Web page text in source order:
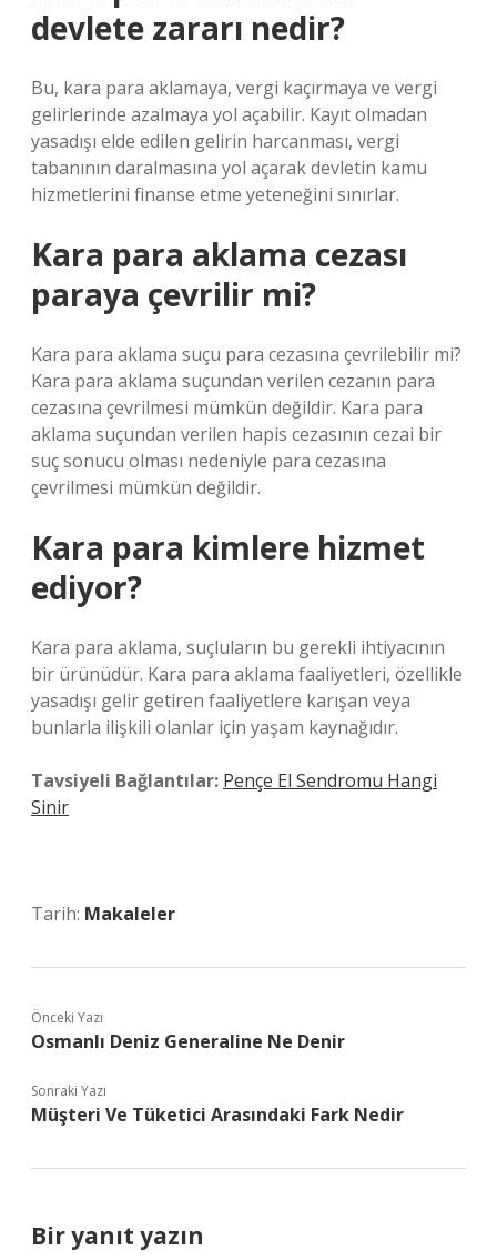
devlete zararı nedir?
Bu, kara para aklamaya, vergi kaçırmaya ve vergi
gelirlerinde azalmaya yol açabilir. Kayıt olmadan
yasadışı elde edilen gelirin harcanması, vergi
tabanının daralmasına yol açarak devletin kamu
hizmetlerini finanse etme yeteneğini sınırlar.
Kara para aklama cezası
paraya çevrilir mi?
Kara para aklama suçu para cezasına çevrilebilir mi?
Kara para aklama suçundan verilen cezanın para
cezasına çevrilmesi mümkün değildir. Kara para
aklama suçundan verilen hapis cezasının cezai bir
suç sonucu olması nedeniyle para cezasına
çevrilmesi mümkün değildir.
Kara para kimlere hizmet
ediyor?
Kara para aklama, suçluların bu gerekli ihtiyacının
bir ürünüdür. Kara para aklama faaliyetleri, özellikle
yasadışı gelir getiren faaliyetlere karışan veya
bunlarla ilişkili olanlar için yaşam kaynağıdır.
Tavsiyeli Bağlantılar: Pençe El Sendromu Hangi
Sinir
Tarih: Makaleler
Önceki Yazı
Osmanlı Deniz Generaline Ne Denir
Sonraki Yazı
Müşteri Ve Tüketici Arasındaki Fark Nedir
Bir yanıt yazın